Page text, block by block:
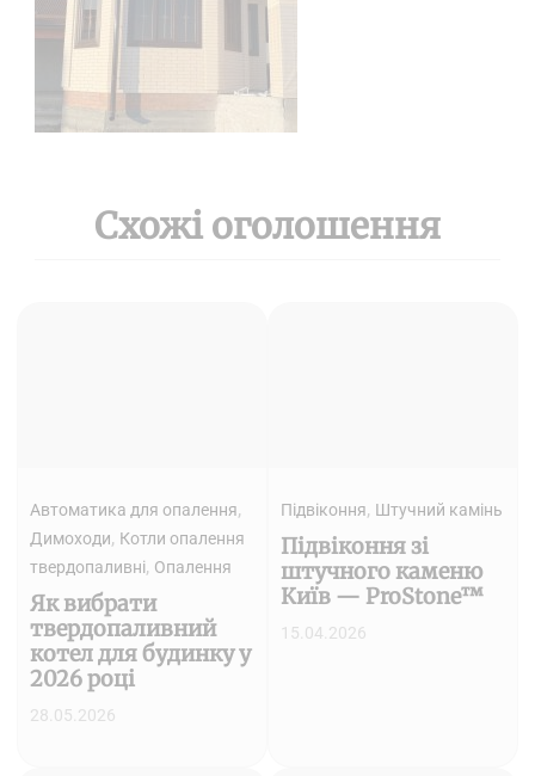
Схожі оголошення
Автоматика для опалення,
Димоходи, Котли опалення
твердопаливні, Опалення
Як вибрати
твердопаливний
котел для будинку у
2026 році
28.05.2026
Підвіконня, Штучний камінь
Підвіконня зі
штучного каменю
Київ — ProStone™
15.04.2026